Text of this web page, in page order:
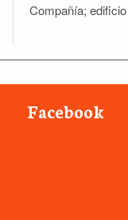
Compañía;
Facebook